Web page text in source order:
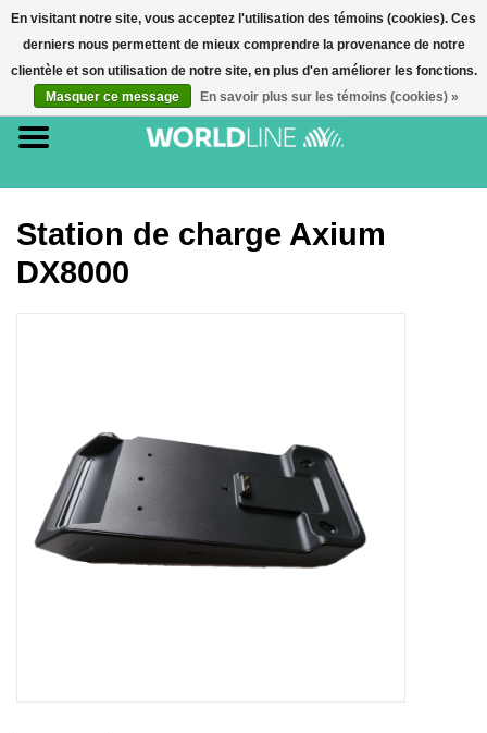
0 Article(s) - €0,00
Accueil
Terminaux de paiement
E-commerce
Station de charge Axium
DX8000
En visitant notre site, vous acceptez l'utilisation des témoins (cookies). Ces
derniers nous permettent de mieux comprendre la provenance de notre
clientèle et son utilisation de notre site, en plus d'en améliorer les fonctions.
Masquer ce message
En savoir plus sur les témoins (cookies) »